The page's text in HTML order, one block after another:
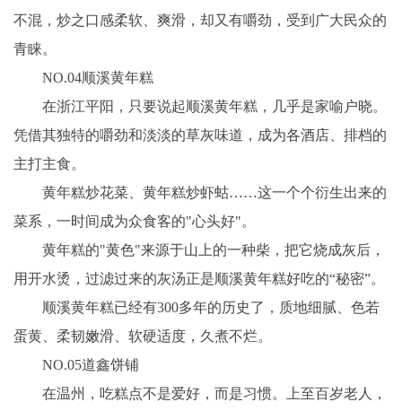
不混，炒之口感柔软、爽滑，却又有嚼劲，受到广大民众的
青睐。
NO.04顺溪黄年糕
在浙江平阳，只要说起顺溪黄年糕，几乎是家喻户晓。
凭借其独特的嚼劲和淡淡的草灰味道，成为各酒店、排档的
主打主食。
黄年糕炒花菜、黄年糕炒虾蛄……这一个个衍生出来的
菜系，一时间成为众食客的"心头好"。
黄年糕的"黄色"来源于山上的一种柴，把它烧成灰后，
用开水烫，过滤过来的灰汤正是顺溪黄年糕好吃的“秘密”。
顺溪黄年糕已经有300多年的历史了，质地细腻、色若
蛋黄、柔韧嫩滑、软硬适度，久煮不烂。
NO.05道鑫饼铺
在温州，吃糕点不是爱好，而是习惯。上至百岁老人，